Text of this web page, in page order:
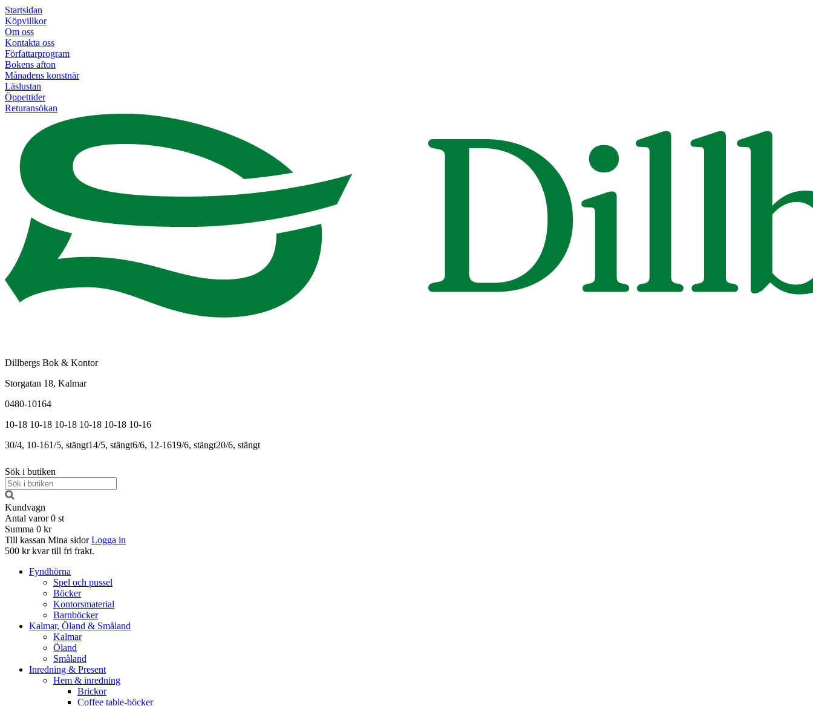
Startsidan
Köpvillkor
Om oss
Kontakta oss
Författarprogram
Bokens afton
Månadens konstnär
Läslustan
Öppettider
Returansökan
Dillbergs Bok & Kontor
Storgatan 18, Kalmar
0480-10164
10-18 10-18 10-18 10-18 10-18 10-16
30/4, 10-161/5, stängt14/5, stängt6/6, 12-1619/6, stängt20/6, stängt
Sök i butiken
Kundvagn
Antal varor 0 st
Summa 0 kr
Till kassan Mina sidor Logga in
500 kr kvar till fri frakt.
Fyndhörna
Spel och pussel
Böcker
Kontorsmaterial
Barnböcker
Kalmar, Öland & Småland
Kalmar
Öland
Småland
Inredning & Present
Hem & inredning
Brickor
Coffee table-böcker